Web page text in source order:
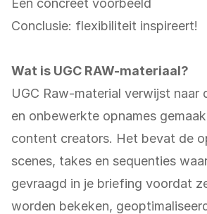
Een concreet voorbeeld
Conclusie: flexibiliteit inspireert!
Wat is UGC RAW-materiaal?
UGC Raw-material verwijst naar
en onbewerkte opnames
content creators. Het bevat de
scenes, takes en sequenties
gevraagd in je briefing voordat
worden bekeken,